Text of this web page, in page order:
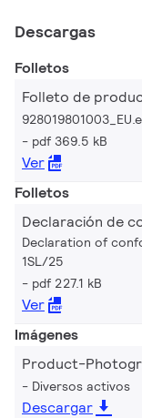
Descargas
Folletos
Folleto de
pdf 369.5 kB
Ver
Folletos
Declaración de
Declaration of
1SL/25
pdf 227.1 kB
Ver
Imágenes
Product-
Diversos activos
Descargar